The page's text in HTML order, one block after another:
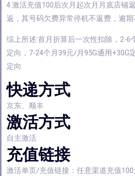
4.激活充值100后次月起次月月底店铺
返，其号码欠费异常停机不返费，逾期
综上所述:首月折算后一次性扣除，2-6
定向，7-24个月39元/月95G通用+30G
定向
快递方式
京东、顺丰
激活方式
自主激活
充值链接
激活单页/充值链接：任意渠道充值100